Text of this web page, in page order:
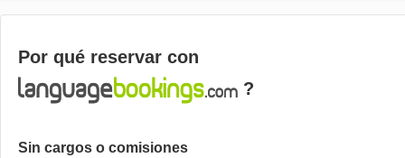
Por qué reservar con
?
Sin cargos o comisiones